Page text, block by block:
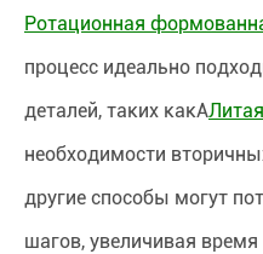
Ротационная
процесс идеально
деталей, таких какA
необходимости
другие способы могут
шагов, увеличивая